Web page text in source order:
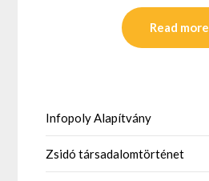
Read more
Infopoly Alapítvány
Zsidó társadalomtörténet